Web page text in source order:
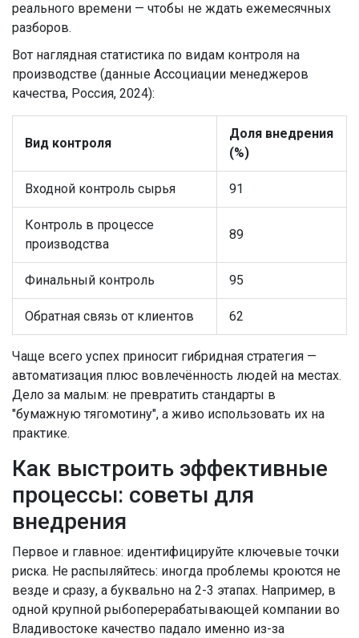
реального времени — чтобы не ждать ежемесячных
разборов.
Вот наглядная статистика по видам контроля на
производстве (данные Ассоциации менеджеров
качества, Россия, 2024):
Вид контроля
Доля внедрения
(%)
Входной контроль сырья 91
Контроль в процессе
производства
89
Финальный контроль 95
Обратная связь от клиентов 62
Чаще всего успех приносит гибридная стратегия —
автоматизация плюс вовлечённость людей на местах.
Дело за малым: не превратить стандарты в
"бумажную тягомотину", а живо использовать их на
практике.
Как выстроить эффективные
процессы: советы для
внедрения
Первое и главное: идентифицируйте ключевые точки
риска. Не распыляйтесь: иногда проблемы кроются не
везде и сразу, а буквально на 2-3 этапах. Например, в
одной крупной рыбоперерабатывающей компании во
Владивостоке качество падало именно из-за